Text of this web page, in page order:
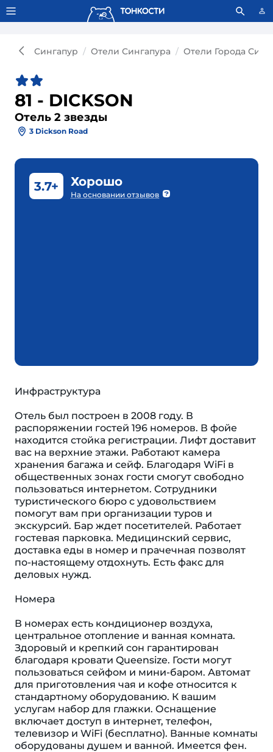
Тонкости используют сookie-файлы. Что это значит?
Сингапур Отели Сингапура Отели Города
81 - DICKSON
Отель 2 звезды
3 Dickson Road
3.7+ Хорошо
На основании отзывов
Инфраструктура
Отель был построен в 2008 году. В
распоряжении гостей 196 номеров. В фойе
находится стойка регистрации. Лифт доставит
вас на верхние этажи. Работают камера
хранения багажа и сейф. Благодаря WiFi в
общественных зонах гости смогут свободно
пользоваться интернетом. Сотрудники
туристического бюро с удовольствием
помогут вам при организации туров и
экскурсий. Бар ждет посетителей. Работает
гостевая парковка. Медицинский сервис,
доставка еды в номер и прачечная позволят
по-настоящему отдохнуть. Есть факс для
деловых нужд.
Номера
В номерах есть кондиционер воздуха,
центральное отопление и ванная комната.
Здоровый и крепкий сон гарантирован
благодаря кровати Queensize. Гости могут
пользоваться сейфом и мини-баром. Автомат
для приготовления чая и кофе относится к
стандартному оборудованию. К вашим
услугам набор для глажки. Оснащение
включает доступ в интернет, телефон,
телевизор и WiFi (бесплатно). Ванные комнаты
оборудованы душем и ванной. Имеется фен.